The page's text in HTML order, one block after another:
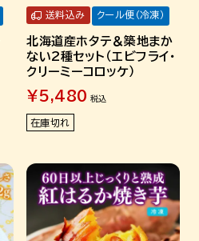
北海道産ホタテ＆築地まか
ない2種セット（エビフライ・
クリーミーコロッケ）
送料込み クール便（冷凍）
¥ 5,480 税込
在庫切れ